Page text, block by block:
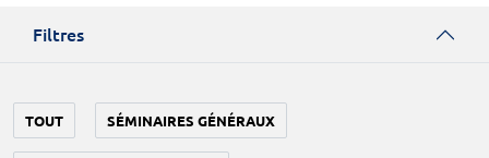
Filtres
TOUT SÉMINAIRES GÉNÉRAUX